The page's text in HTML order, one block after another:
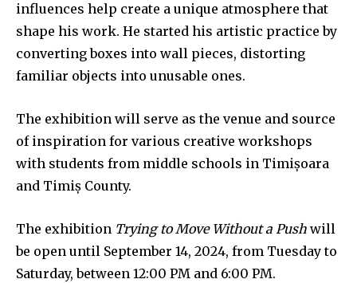
influences help create a unique atmosphere that
shape his work. He started his artistic practice by
converting boxes into wall pieces, distorting
familiar objects into unusable ones.
The exhibition will serve as the venue and source
of inspiration for various creative workshops
with students from middle schools in Timișoara
and Timiș County.
The exhibition Trying to Move Without a Push will
be open until September 14, 2024, from Tuesday to
Saturday, between 12:00 PM and 6:00 PM.